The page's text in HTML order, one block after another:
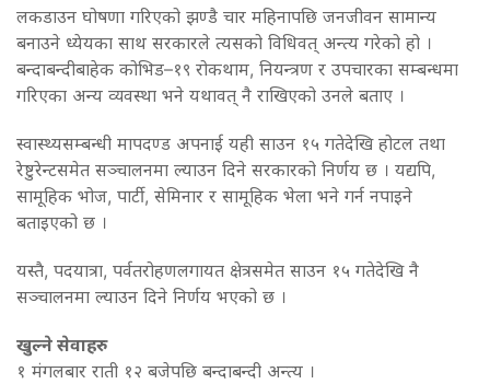
लकडाउन घोषणा गरिएको झण्डै चार महिनापछि जनजीवन सामान्य
बनाउने ध्येयका साथ सरकारले त्यसको विधिवत् अन्त्य गरेको हो ।
बन्दाबन्दीबाहेक कोभिड–१९ रोकथाम, नियन्त्रण र उपचारका सम्बन्धमा
गरिएका अन्य व्यवस्था भने यथावत् नै राखिएको उनले बताए ।
स्वास्थ्यसम्बन्धी मापदण्ड अपनाई यही साउन १५ गतेदेखि होटल तथा
रेष्टुरेन्टसमेत सञ्चालनमा ल्याउन दिने सरकारको निर्णय छ । यद्यपि,
सामूहिक भोज, पार्टी, सेमिनार र सामूहिक भेला भने गर्न नपाइने
बताइएको छ ।
यस्तै, पदयात्रा, पर्वतरोहणलगायत क्षेत्रसमेत साउन १५ गतेदेखि नै
सञ्चालनमा ल्याउन दिने निर्णय भएको छ ।
खुल्ने सेवाहरु
१ मंगलबार राती १२ बजेपछि बन्दाबन्दी अन्त्य ।